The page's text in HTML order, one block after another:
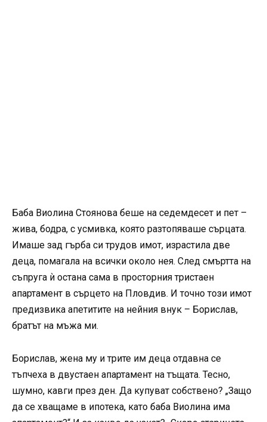
Баба Виолина Стоянова беше на седемдесет и пет –
жива, бодра, с усмивка, която разтопяваше сърцата.
Имаше зад гърба си трудов имот, израстила две
деца, помагала на всички около нея. След смъртта на
съпруга ѝ остана сама в просторния тристаен
апартамент в сърцето на Пловдив. И точно този имот
предизвика апетитите на нейния внук – Борислав,
братът на мъжа ми.
Борислав, жена му и трите им деца отдавна се
тъпчеха в двустаен апартамент на тъщата. Тесно,
шумно, кавги през ден. Да купуват собствено? „Защо
да се хващаме в ипотека, като баба Виолина има